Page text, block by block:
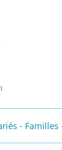
-